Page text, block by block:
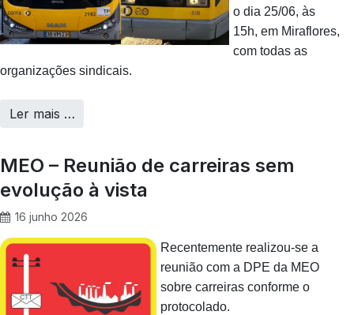
o dia 25/06, às
15h, em Miraflores,
com todas as
organizações sindicais.
Ler mais …
MEO – Reunião de carreiras sem
evolução à vista
16 junho 2026
Recentemente realizou-se a
reunião com a DPE da MEO
sobre carreiras conforme o
protocolado.